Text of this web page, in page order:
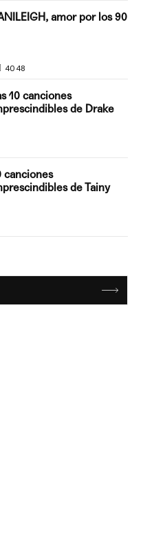
amor por los 90
4048
10 canciones
de Drake
canciones
de Tainy